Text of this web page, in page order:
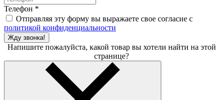
Телефон *
Отправляя эту форму вы выражаете свое согласие с
политикой конфиденциальности
Жду звонка!
Напишите пожалуйста, какой товар вы хотели найти на этой
странице?